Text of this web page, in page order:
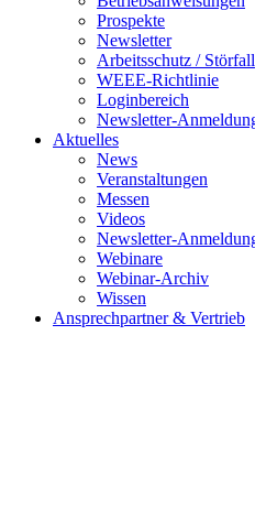
Prospekte
Newsletter
Arbeitsschutz / Störfall
WEEE-Richtlinie
Loginbereich
Newsletter-
Aktuelles
News
Veranstaltungen
Messen
Videos
Newsletter-
Webinare
Webinar-Archiv
Wissen
Ansprechpartner & Vertrieb